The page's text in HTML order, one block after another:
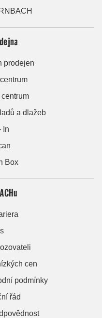
prodejen
a dlažeb
In
Box
cen
podmínky
řád